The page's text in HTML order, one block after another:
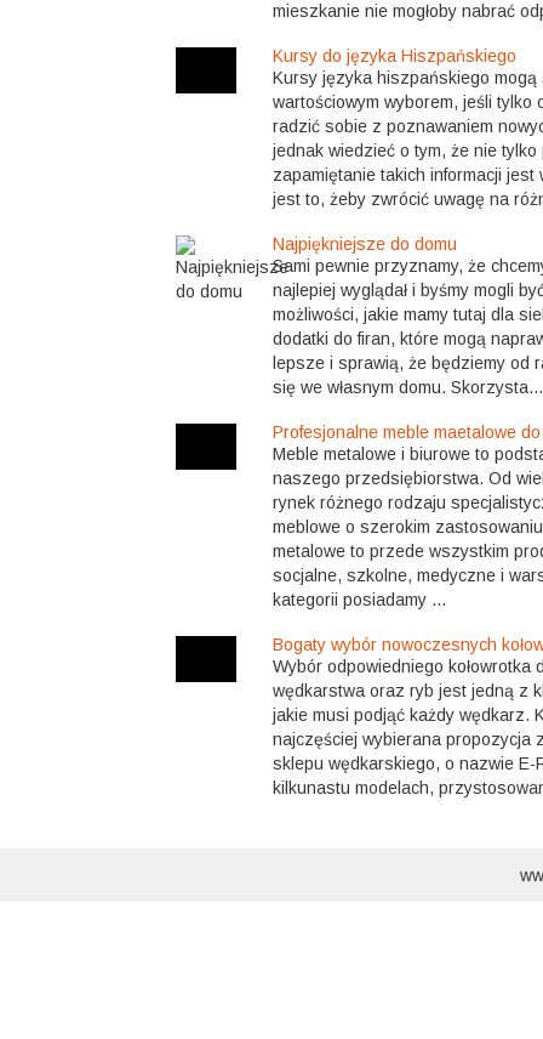
mieszkanie nie mogłoby nabrać
Kursy do języka Hiszpańskiego
Kursy języka hiszpańskiego
wartościowym wyborem, jeśli tylko
radzić sobie z poznawaniem
jednak wiedzieć o tym, że nie tylko
zapamiętanie takich informacji jest
jest to, żeby zwrócić uwagę na
Najpiękniejsze do domu
Sami pewnie przyznamy, że
najlepiej wyglądał i byśmy mogli
możliwości, jakie mamy tutaj dla
dodatki do firan, które mogą
lepsze i sprawią, że będziemy od
się we własnym domu. Skorzysta...
Profesjonalne meble maetalowe
Meble metalowe i biurowe to
naszego przedsiębiorstwa. Od
rynek różnego rodzaju
meblowe o szerokim
metalowe to przede wszystkim
socjalne, szkolne, medyczne i
kategorii posiadamy ...
Bogaty wybór nowoczesnych
Wybór odpowiedniego kołowrotka
wędkarstwa oraz ryb jest jedną z
jakie musi podjąć każdy wędkarz.
najczęściej wybierana propozycja
sklepu wędkarskiego, o nazwie
kilkunastu modelach,